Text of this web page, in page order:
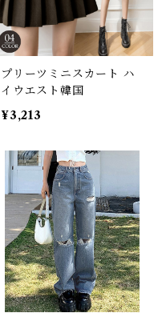
プリーツミニスカート ハ
イウエスト韓国
¥3,213